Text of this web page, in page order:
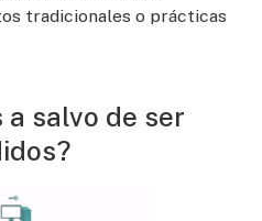
tradicionales o prácticas
salvo de ser